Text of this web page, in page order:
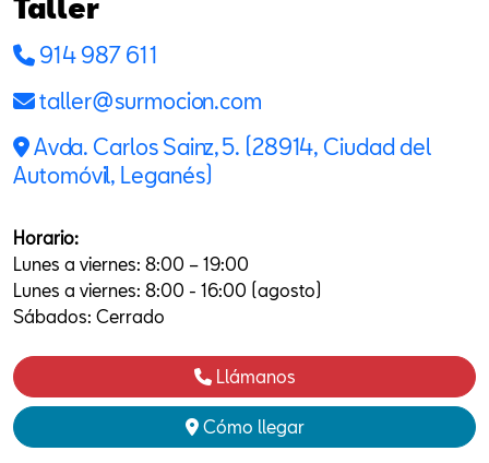
Taller
914 987 611
taller@surmocion.com
Avda. Carlos Sainz, 5. (28914, Ciudad del
Automóvil, Leganés)
Horario:
Lunes a viernes: 8:00 – 19:00
Lunes a viernes: 8:00 - 16:00 (agosto)
Sábados: Cerrado
Llámanos
Cómo llegar